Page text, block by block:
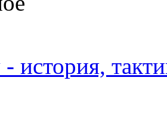
история,